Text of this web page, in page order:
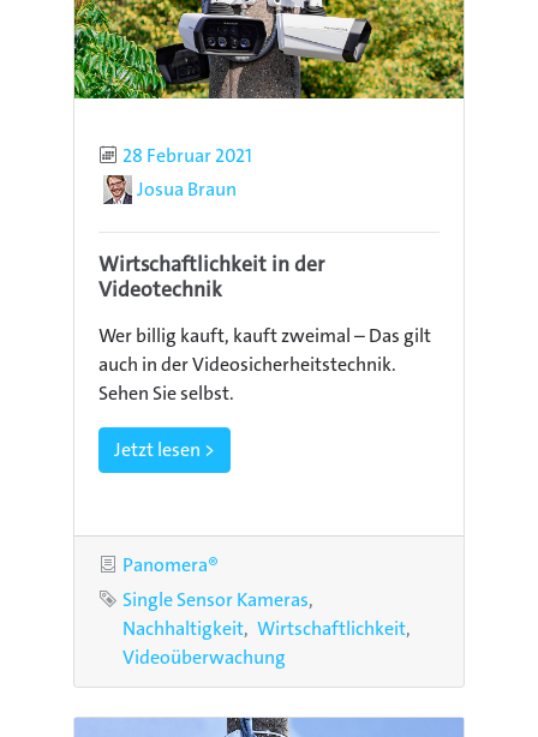
Publiziert
28 Februar 2021
AutorJosua Braun
Wirtschaftlichkeit in der
Videotechnik
Wer billig kauft, kauft zweimal – Das gilt
auch in der Videosicherheitstechnik.
Sehen Sie selbst.
Jetzt lesen >
Kategorie
Panomera®
Schlagworte
Single Sensor Kameras
Nachhaltigkeit Wirtschaftlichkeit
Videoüberwachung